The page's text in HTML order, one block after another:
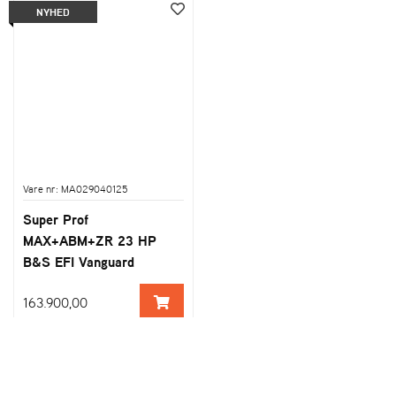
NYHED
Vare nr: MA029040125
Super Prof
MAX+ABM+ZR 23 HP
B&S EFI Vanguard
163.900,00